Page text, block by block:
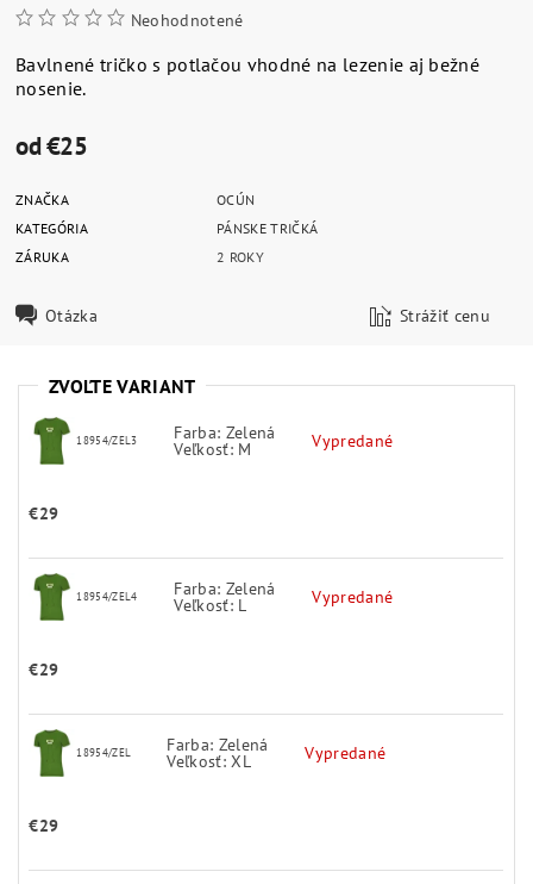
Neohodnotené
Bavlnené tričko s potlačou vhodné na lezenie aj bežné
nosenie.
od €25
ZNAČKA
OCÚN
KATEGÓRIA
PÁNSKE TRIČKÁ
ZÁRUKA
2 ROKY
Otázka Strážiť cenu
ZVOĽTE VARIANT
18954/ZEL3 Farba: Zelená
Veľkosť: M Vypredané
€29
18954/ZEL4 Farba: Zelená
Veľkosť: L Vypredané
€29
18954/ZEL Farba: Zelená
Veľkosť: XL Vypredané
€29